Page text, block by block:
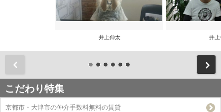
井上伸太 井上
こだわり特集
京都市・大津市の仲介手数料無料の賃貸